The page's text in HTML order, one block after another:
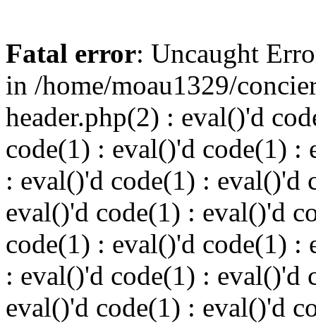
Fatal error: Uncaught
in /home/moau1329/
header.php(2) : eval()'d
code(1) : eval()'d code(1) :
: eval()'d code(1) : eval()'d
eval()'d code(1) : eval()'d
code(1) : eval()'d code(1) :
: eval()'d code(1) : eval()'d
eval()'d code(1) : eval()'d